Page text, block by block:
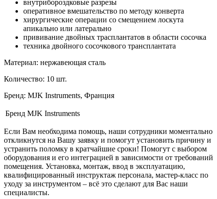
внутрибороздковые разрезы
оперативное вмешательство по методу конверта
хирургические операции со смещением лоскута
апикально или латерально
прививание двойных трасплантатов в области сосочка
техника двойного сосочкового трансплантата
Материал: нержавеющая сталь
Количество: 10 шт.
Бренд: MJK Instruments, Франция
Бренд MJK Instruments
Если Вам необходима помощь, наши сотрудники моментально
откликнутся на Вашу заявку и помогут установить причину и
устранить поломку в кратчайшие сроки! Помогут с выбором
оборудования и его интеграцией в зависимости от требований
помещения. Установка, монтаж, ввод в эксплуатацию,
квалифицированный инструктаж персонала, мастер-класс по
уходу за инструментом – всё это сделают для Вас наши
специалисты.